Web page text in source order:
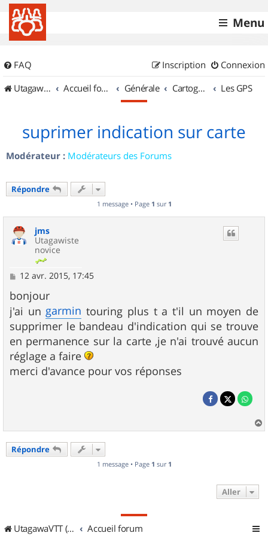
Menu
FAQ Connexion
Inscription
UtagawaVTT (Randos VTT et VTTAE avec traces GPS)
Accueil forum Générale Cartographie et GPS Les GPS
suprimer indication sur carte
Modérateur : Modérateurs des Forums
Répondre
1 message • Page 1 sur 1
jms
Utagawiste
novice
M
s
s
a
g
e
12 avr. 2015, 17:45
bonjour
j'ai ungarmin touring plus t a t'il un moyen de
supprimer le bandeau d'indication qui se trouve
en permanence sur la carte ,je n'ai trouvé aucun
réglage a faire
merci d'avance pour vos réponses
a
Répondre
1 message • Page 1 sur 1
Aller
UtagawaVTT (Randos VTT et VTTAE avec traces GPS) Accueil forum